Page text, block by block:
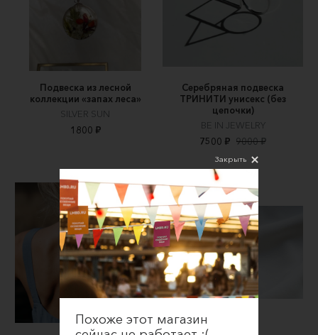
Подвеска из лесной
коллекции «запах леса»
SILVER SUN
1800 ₽
Серебряная подвеска
ТРИНИТИ унисекс (без
цепочки)
BE IN JEWELRY
7500 ₽ 9000 ₽
Закрыть
Похоже этот магазин